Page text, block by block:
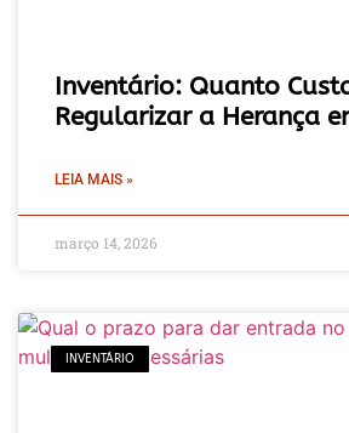
Inventário: Quanto
Regularizar a Herança
LEIA MAIS »
março 14, 2026
INVENTÁRIO